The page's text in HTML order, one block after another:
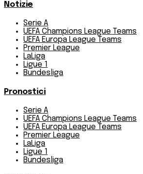
Notizie
Serie A
UEFA Champions League Teams
UEFA Europa League Teams
Premier League
LaLiga
Ligue 1
Bundesliga
Pronostici
Serie A
UEFA Champions League Teams
UEFA Europa League Teams
Premier League
LaLiga
Ligue 1
Bundesliga